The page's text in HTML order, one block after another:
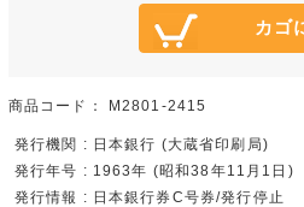
商品コード： M2801-2415
発行機関 : 日本銀行 (大蔵省印刷局)
発行年号 : 1963年 (昭和38年11月1日)
発行情報 : 日本銀行券C号券/発行停止